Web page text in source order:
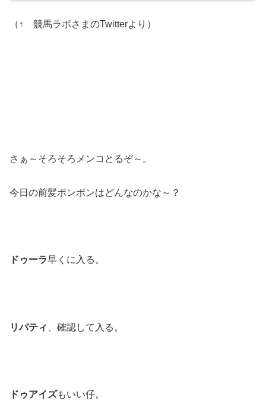
（↑ 競馬ラボさまのTwitterより）
さぁ～そろそろメンコとるぞ～。
今日の前髪ポンポンはどんなのかな～？
ドゥーラ早くに入る。
リバティ 、確認して入る。
ドゥアイズもいい仔。